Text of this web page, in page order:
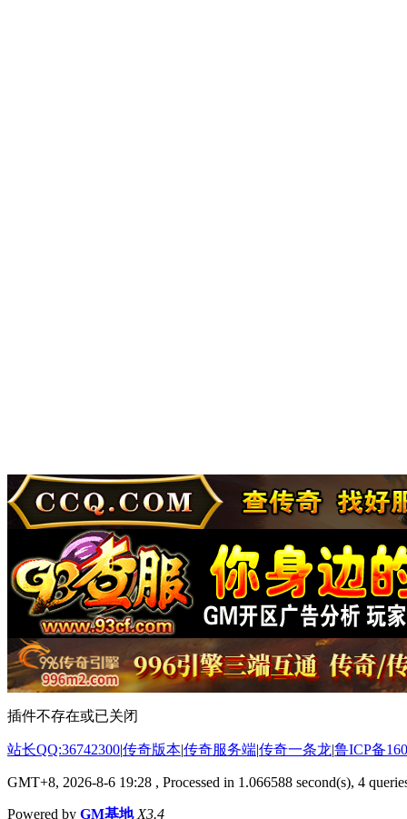
插件不存在或已关闭
站长QQ:36742300|传奇版本|传奇服务端|传奇一条龙|鲁ICP备
GMT+8, 2026-8-6 19:28 , Processed in 1.066588 second(s), 4
Powered by GM基地 X3.4